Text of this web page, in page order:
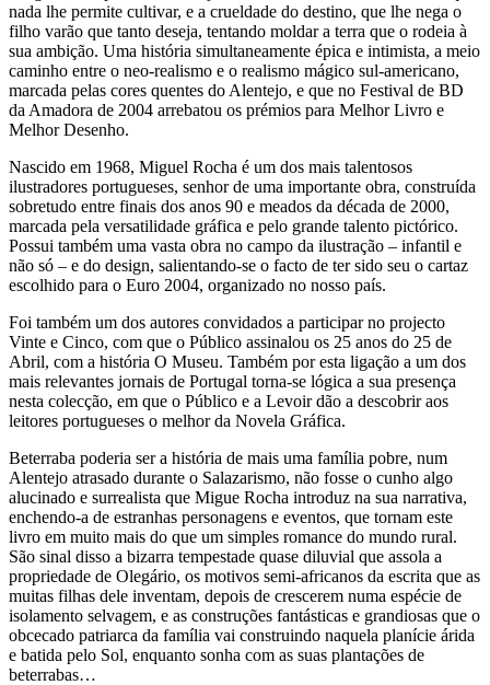
nada lhe permite cultivar, e a crueldade do destino, que lhe nega o
filho varão que tanto deseja, tentando moldar a terra que o rodeia à
sua ambição. Uma história simultaneamente épica e intimista, a meio
caminho entre o neo-realismo e o realismo mágico sul-americano,
marcada pelas cores quentes do Alentejo, e que no Festival de BD
da Amadora de 2004 arrebatou os prémios para Melhor Livro e
Melhor Desenho.
Nascido em 1968, Miguel Rocha é um dos mais talentosos
ilustradores portugueses, senhor de uma importante obra, construída
sobretudo entre finais dos anos 90 e meados da década de 2000,
marcada pela versatilidade gráfica e pelo grande talento pictórico.
Possui também uma vasta obra no campo da ilustração – infantil e
não só – e do design, salientando-se o facto de ter sido seu o cartaz
escolhido para o Euro 2004, organizado no nosso país.
Foi também um dos autores convidados a participar no projecto
Vinte e Cinco, com que o Público assinalou os 25 anos do 25 de
Abril, com a história O Museu. Também por esta ligação a um dos
mais relevantes jornais de Portugal torna-se lógica a sua presença
nesta colecção, em que o Público e a Levoir dão a descobrir aos
leitores portugueses o melhor da Novela Gráfica.
Beterraba poderia ser a história de mais uma família pobre, num
Alentejo atrasado durante o Salazarismo, não fosse o cunho algo
alucinado e surrealista que Migue Rocha introduz na sua narrativa,
enchendo-a de estranhas personagens e eventos, que tornam este
livro em muito mais do que um simples romance do mundo rural.
São sinal disso a bizarra tempestade quase diluvial que assola a
propriedade de Olegário, os motivos semi-africanos da escrita que as
muitas filhas dele inventam, depois de crescerem numa espécie de
isolamento selvagem, e as construções fantásticas e grandiosas que o
obcecado patriarca da família vai construindo naquela planície árida
e batida pelo Sol, enquanto sonha com as suas plantações de
beterrabas…